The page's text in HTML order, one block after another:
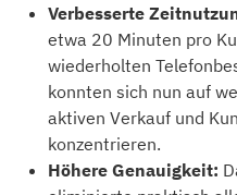
Verbesserte
etwa 20 Minuten pro
wiederholten
konnten sich nun auf
aktiven Verkauf und
konzentrieren.
Höhere Genauigkeit: